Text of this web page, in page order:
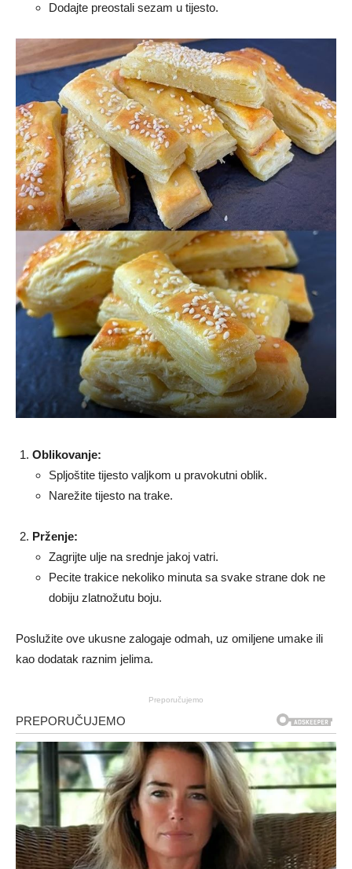
Dodajte preostali sezam u tijesto.
Oblikovanje:
Spljoštite tijesto valjkom u pravokutni oblik.
Narežite tijesto na trake.
Prženje:
Zagrijte ulje na srednje jakoj vatri.
Pecite trakice nekoliko minuta sa svake strane dok ne
dobiju zlatnožutu boju.
Poslužite ove ukusne zalogaje odmah, uz omiljene umake ili
kao dodatak raznim jelima.
Preporučujemo